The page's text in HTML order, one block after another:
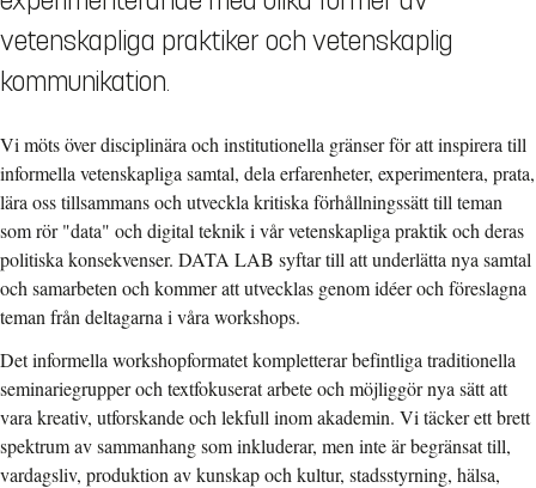
vetenskapliga praktiker och vetenskaplig
kommunikation.
Vi möts över disciplinära och institutionella gränser för att inspirera till
informella vetenskapliga samtal, dela erfarenheter, experimentera, prata,
lära oss tillsammans och utveckla kritiska förhållningssätt till teman
som rör "data" och digital teknik i vår vetenskapliga praktik och deras
politiska konsekvenser. DATA LAB syftar till att underlätta nya samtal
och samarbeten och kommer att utvecklas genom idéer och föreslagna
teman från deltagarna i våra workshops.
Det informella workshopformatet kompletterar befintliga traditionella
seminariegrupper och textfokuserat arbete och möjliggör nya sätt att
vara kreativ, utforskande och lekfull inom akademin. Vi täcker ett brett
spektrum av sammanhang som inkluderar, men inte är begränsat till,
vardagsliv, produktion av kunskap och kultur, stadsstyrning, hälsa,